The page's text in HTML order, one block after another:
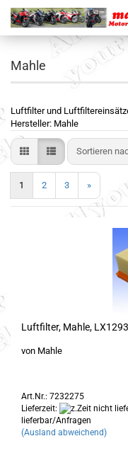
Mahle
Luftfilter und
Hersteller: Mahle
Sortieren
1 2 3 »
Luftfilter, Mahle, LX1293
von Mahle
Art.Nr.: 7232275
Lieferzeit:
lieferbar/Anfragen
(Ausland abweichend)